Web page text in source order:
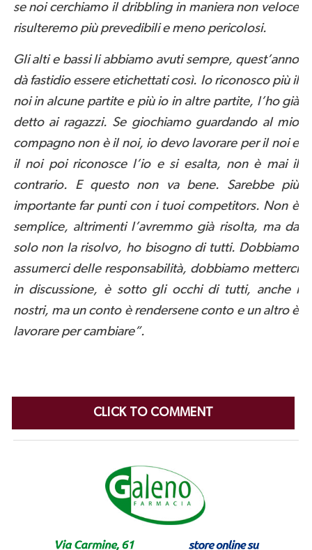
se noi cerchiamo il dribbling in maniera non veloce
risulteremo più prevedibili e meno pericolosi.
Gli alti e bassi li abbiamo avuti sempre, quest’anno
dà fastidio essere etichettati così. Io riconosco più il
noi in alcune partite e più io in altre partite, l’ho già
detto ai ragazzi. Se giochiamo guardando al mio
compagno non è il noi, io devo lavorare per il noi e
il noi poi riconosce l’io e si esalta, non è mai il
contrario. E questo non va bene. Sarebbe più
importante far punti con i tuoi competitors. Non è
semplice, altrimenti l’avremmo già risolta, ma da
solo non la risolvo, ho bisogno di tutti. Dobbiamo
assumerci delle responsabilità, dobbiamo metterci
in discussione, è sotto gli occhi di tutti, anche i
nostri, ma un conto è rendersene conto e un altro è
lavorare per cambiare”.
CLICK TO COMMENT